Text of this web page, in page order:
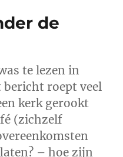
de
te lezen in
bericht roept veel
kerk gerookt
(zichzelf
– hoe zijn